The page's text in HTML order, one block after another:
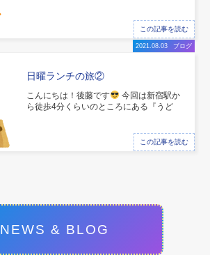
この記事を読む
2021.08.03 ブログ
日曜ランチの旅②
こんにちは！後藤です
今回は新宿駅か
ら徒歩4分くらいのところにある『うど
そうです！ 切りおきをしていないので毎
回素晴らしい舌触りと歯触りの麺が食べ
この記事を読む
NEWS & BLOG